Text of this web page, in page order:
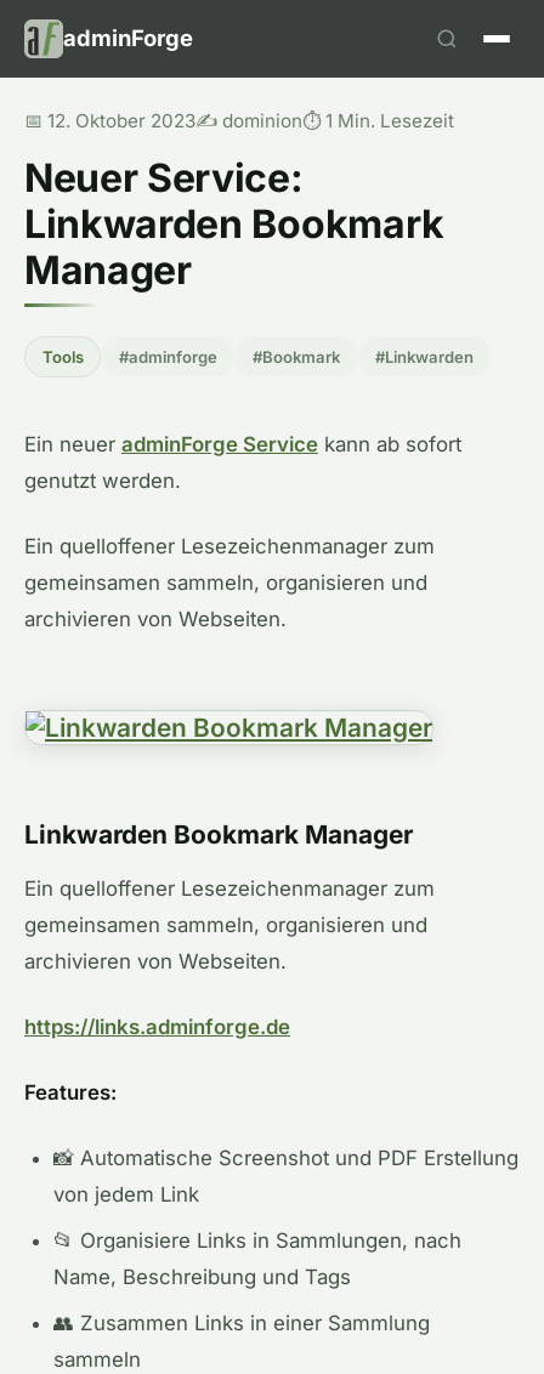
adminForge
📅 12. Oktober 2023✍️ dominion⏱️ 1 Min. Lesezeit
Neuer Service:
Linkwarden Bookmark
Manager
Tools #adminforge #Bookmark #Linkwarden
Ein neuer adminForge Service kann ab sofort
genutzt werden.
Ein quelloffener Lesezeichenmanager zum
gemeinsamen sammeln, organisieren und
archivieren von Webseiten.
Linkwarden Bookmark Manager
Ein quelloffener Lesezeichenmanager zum
gemeinsamen sammeln, organisieren und
archivieren von Webseiten.
https://links.adminforge.de
Features:
📸 Automatische Screenshot und PDF Erstellung
von jedem Link
📂 Organisiere Links in Sammlungen, nach
Name, Beschreibung und Tags
👥 Zusammen Links in einer Sammlung
sammeln